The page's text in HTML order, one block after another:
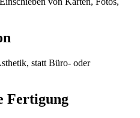
statt Büro- oder
Fertigung